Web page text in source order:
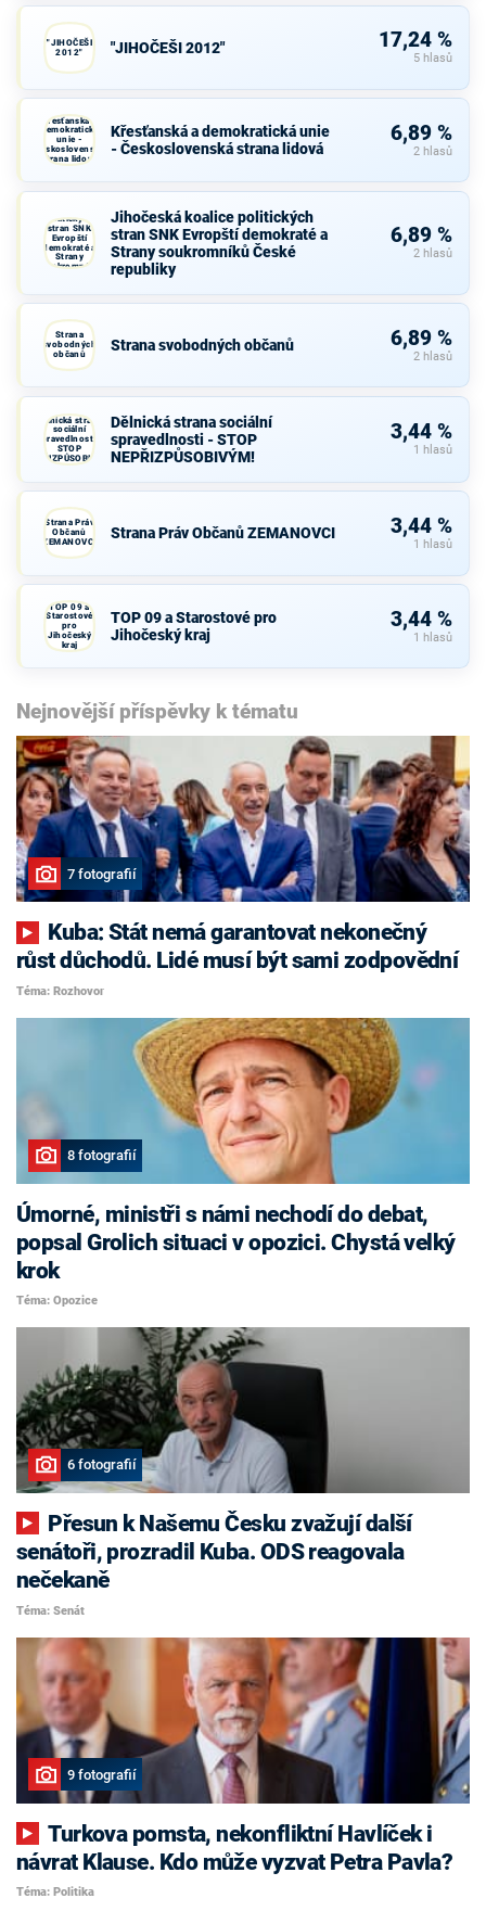
"JIHOČEŠI
2012"
"JIHOČEŠI 2012" 17,24 %
5 hlasů
Křesťanská a
demokratická
unie -
Československá
strana lidová
Křesťanská a demokratická unie
- Československá strana lidová
6,89 %
2 hlasů
politických
stran SNK
Evropští
demokraté a
Strany
soukromníků
Jihočeská koalice politických
stran SNK Evropští demokraté a
Strany soukromníků České
republiky
6,89 %
2 hlasů
Strana
svobodných
občanů
Strana svobodných občanů 6,89 %
2 hlasů
Dělnická strana
sociální
spravedlnosti -
STOP
NEPŘIZPŮSOBIVÝM!
Dělnická strana sociální
spravedlnosti - STOP
NEPŘIZPŮSOBIVÝM!
3,44 %
1 hlasů
Strana Práv
Občanů
ZEMANOVCI
Strana Práv Občanů ZEMANOVCI 3,44 %
1 hlasů
TOP 09 a
Starostové
pro
Jihočeský
kraj
TOP 09 a Starostové pro
Jihočeský kraj
3,44 %
1 hlasů
Nejnovější příspěvky k tématu
7 fotografií
růst důchodů. Lidé musí být sami zodpovědní
Téma: Rozhovor
8 fotografií
Úmorné, ministři s námi nechodí do debat,
popsal Grolich situaci v opozici. Chystá velký
krok
Téma: Opozice
6 fotografií
senátoři, prozradil Kuba. ODS reagovala
nečekaně
Téma: Senát
9 fotografií
Turkova pomsta, nekonfliktní Havlíček i
návrat Klause. Kdo může vyzvat Petra Pavla?
Téma: Politika